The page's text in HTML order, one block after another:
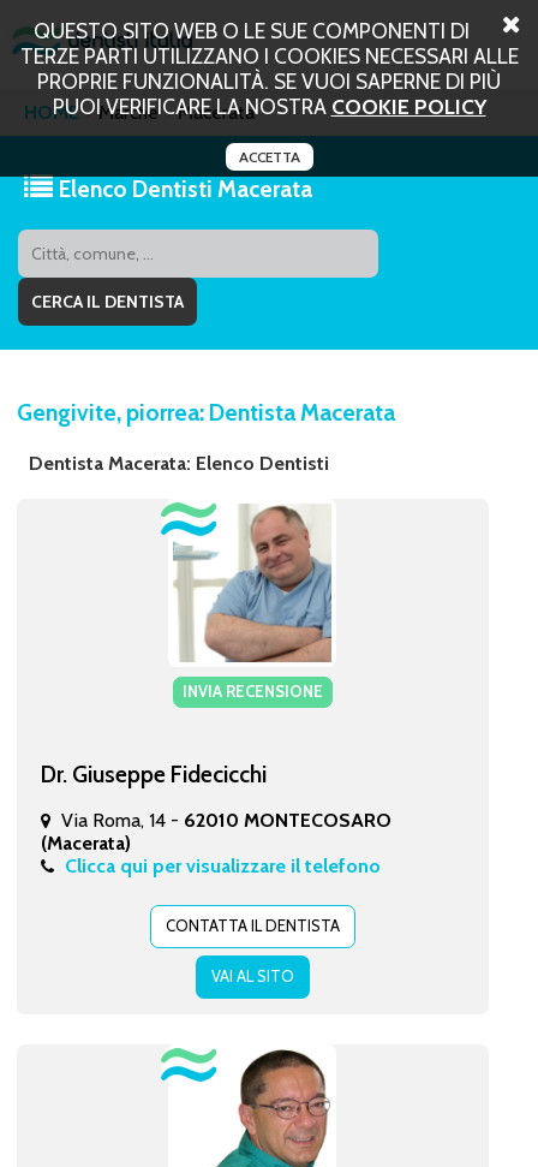
QUESTO SITO WEB O LE SUE COMPONENTI DI
TERZE PARTI UTILIZZANO I COOKIES NECESSARI ALLE
PROPRIE FUNZIONALITÀ. SE VUOI SAPERNE DI PIÙ
PUOI VERIFICARE LA NOSTRA COOKIE POLICY
ACCETTA
HOME Marche Macerata
Elenco Dentisti Macerata
Gengivite, piorrea: Dentista Macerata
Dentista Macerata: Elenco Dentisti
INVIA RECENSIONE
Dr. Giuseppe Fidecicchi
Via Roma, 14 - 62010 MONTECOSARO
(Macerata)
Clicca qui per visualizzare il telefono
CONTATTA IL DENTISTA
VAI AL SITO